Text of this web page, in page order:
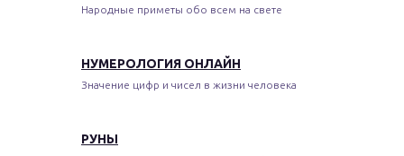
Народные приметы обо всем на свете
НУМЕРОЛОГИЯ ОНЛАЙН
Значение цифр и чисел в жизни человека
РУНЫ